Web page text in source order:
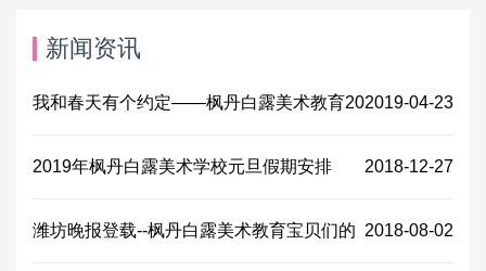
新闻资讯
我和春天有个约定——枫丹白露美术教育202019-04-23
2019年枫丹白露美术学校元旦假期安排 2018-12-27
潍坊晚报登载--枫丹白露美术教育宝贝们的 2018-08-02